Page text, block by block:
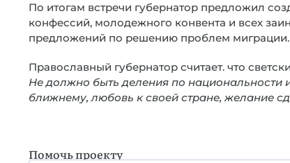
По итогам встречи губернатор предложил
конфессий, молодежного конвента и всех
предложений по решению проблем миграции.
Православный губернатор считает. что
Не должно быть деления по
ближнему, любовь к своей стране, желание
Помочь проекту